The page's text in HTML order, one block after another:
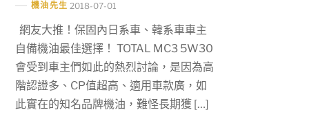
機油先生 2018-07-01
網友大推！保固內日系車、韓系車車主
自備機油最佳選擇！ TOTAL MC3 5W30
會受到車主們如此的熱烈討論，是因為高
階認證多、CP值超高、適用車款廣，如
此實在的知名品牌機油，難怪長期獲 […]